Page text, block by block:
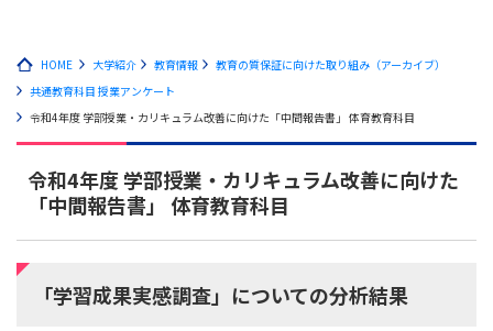
HOME 大学紹介 教育情報
教育の質保証に向けた取り組み（アーカイブ）
共通教育科目 授業アンケート
令和4年度 学部授業・カリキュラム改善に向けた「中間報告書」 体育教育科目
令和4年度 学部授業・カリキュラム改善に向けた
「中間報告書」 体育教育科目
「学習成果実感調査」についての分析結果